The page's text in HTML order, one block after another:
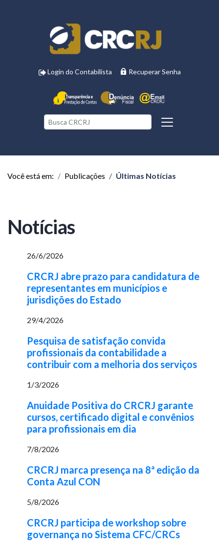
Login do Contabilista Recuperar Senha
Você está em: Publicações Últimas Notícias
Notícias
26/6/2026
CRCRJ abre prazo para candidatura de
representantes em municípios e
jurisdições do Estado
29/4/2026
Pesquisa de satisfação convida
profissionais da contabilidade a
contribuir com a melhoria dos serviços
1/3/2026
Anuidade Positiva do CRCRJ garante
cursos, certificado digital e convênios
para profissionais em dia
7/8/2026
CRCRJ marca presença na 8ª edição da
Conta Azul CON
5/8/2026
CRCRJ participa de workshop sobre
governança no Sistema CFC/CRCs